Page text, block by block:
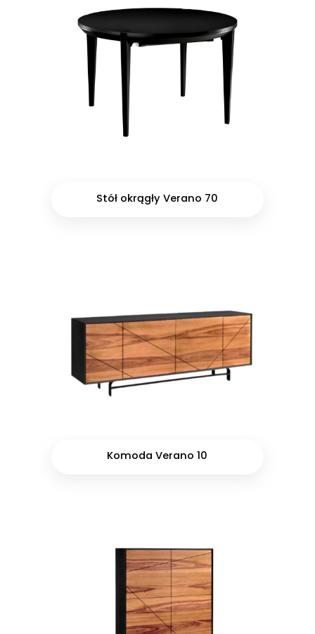
Stół okrągły Verano 70
Komoda Verano 10